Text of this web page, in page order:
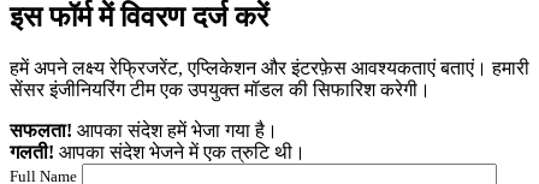
इस फॉर्म में विवरण दर्ज करें
हमें अपने लक्ष्य रेफ्रिजरेंट, एप्लिकेशन और इंटरफ़ेस आवश्यकताएं बताएं। हमारी
सेंसर इंजीनियरिंग टीम एक उपयुक्त मॉडल की सिफारिश करेगी।
सफलता! आपका संदेश हमें भेजा गया है।
गलती! आपका संदेश भेजने में एक त्रुटि थी।
Full Name